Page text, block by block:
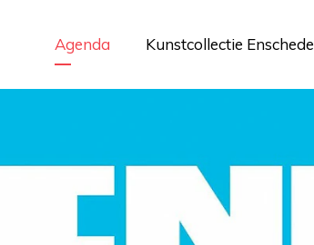
Agenda Kunstcollectie Enschede